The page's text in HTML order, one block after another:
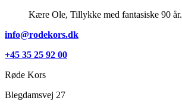
Kære Ole, Tillykke med fantasiske 90 år.
info@rodekors.dk
+45 35 25 92 00
Røde Kors
Blegdamsvej 27